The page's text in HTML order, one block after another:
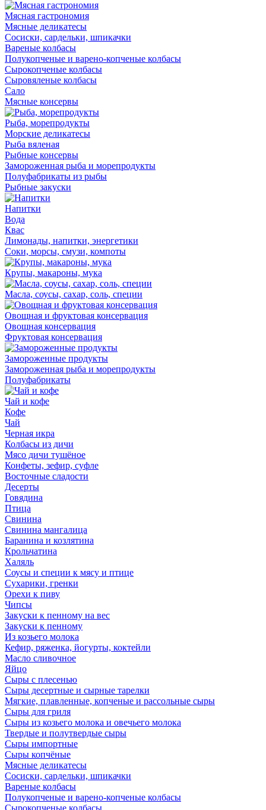
Мясная гастрономия
Мясные деликатесы
Сосиски, сардельки, шпикачки
Вареные колбасы
Полукопченые и варено-копченые колбасы
Сырокопченые колбасы
Сыровяленые колбасы
Сало
Мясные консервы
Рыба, морепродукты
Морские деликатесы
Рыба вяленая
Рыбные консервы
Замороженная рыба и морепродукты
Полуфабрикаты из рыбы
Рыбные закуски
Напитки
Вода
Квас
Лимонады, напитки, энергетики
Соки, морсы, смузи, компоты
Крупы, макароны, мука
Масла, соусы, сахар, соль, специи
Овощная и фруктовая консервация
Овощная консервация
Фруктовая консервация
Замороженные продукты
Замороженная рыба и морепродукты
Полуфабрикаты
Чай и кофе
Кофе
Чай
Черная икра
Колбасы из дичи
Мясо дичи тушёное
Конфеты, зефир, суфле
Восточные сладости
Десерты
Говядина
Птица
Свинина
Свинина мангалица
Баранина и козлятина
Крольчатина
Халяль
Соусы и специи к мясу и птице
Сухарики, гренки
Орехи к пиву
Чипсы
Закуски к пенному на вес
Закуски к пенному
Из козьего молока
Кефир, ряженка, йогурты, коктейли
Масло сливочное
Яйцо
Сыры с плесенью
Сыры десертные и сырные тарелки
Мягкие, плавленные, копченые и рассольные сыры
Сыры для гриля
Сыры из козьего молока и овечьего молока
Твердые и полутвердые сыры
Сыры импортные
Сыры копчёные
Мясные деликатесы
Сосиски, сардельки, шпикачки
Вареные колбасы
Полукопченые и варено-копченые колбасы
Сырокопченые колбасы